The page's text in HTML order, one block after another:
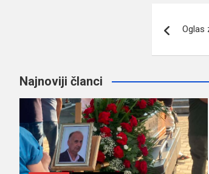
članaka
Oglas
Najnoviji članci